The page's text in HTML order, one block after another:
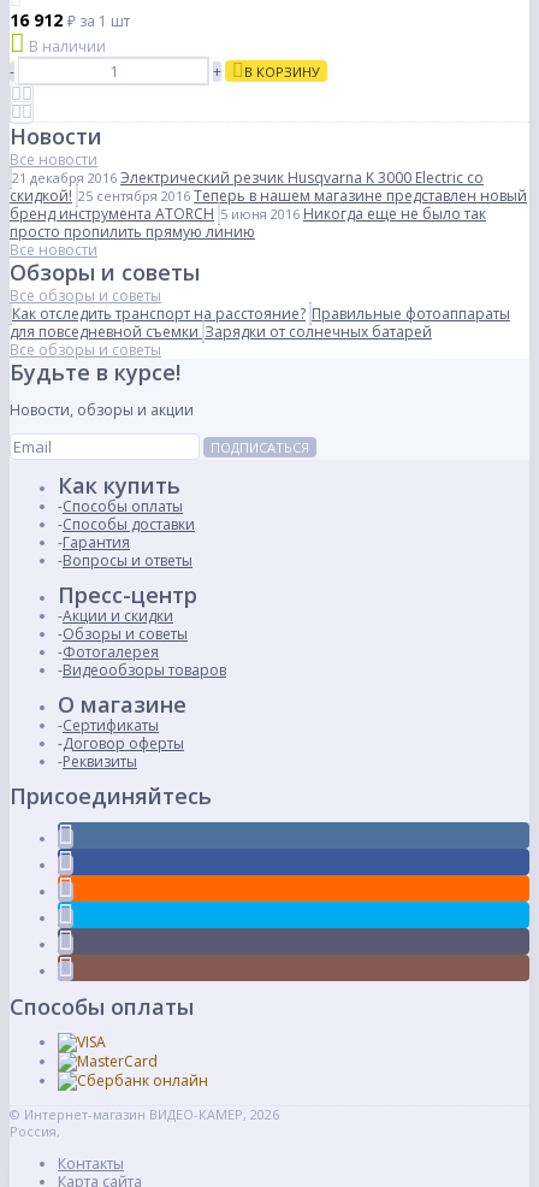
16 912 ₽ за 1 шт
В наличии
-
+ В КОРЗИНУ
Новости
Все новости
21 декабря 2016 Электрический резчик Husqvarna K 3000 Electric со
скидкой! 25 сентября 2016 Теперь в нашем магазине представлен новый
бренд инструмента ATORCH 5 июня 2016 Никогда еще не было так
просто пропилить прямую линию
Все новости
Обзоры и советы
Все обзоры и советы
Как отследить транспорт на расстояние? Правильные фотоаппараты
для повседневной съемки Зарядки от солнечных батарей
Все обзоры и советы
Будьте в курсе!
Новости, обзоры и акции
ПОДПИСАТЬСЯ
Как купить
Способы оплаты
Способы доставки
Гарантия
Вопросы и ответы
Пресс-центр
Акции и скидки
Обзоры и советы
Фотогалерея
Видеообзоры товаров
О магазине
Сертификаты
Договор оферты
Реквизиты
Присоединяйтесь
Способы оплаты
© Интернет-магазин ВИДЕО-КАМЕР, 2026
Россия,
Контакты
Карта сайта